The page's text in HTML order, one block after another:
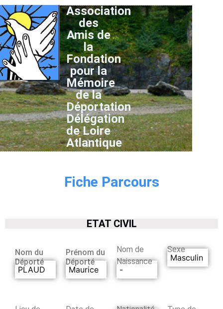
Association
des
Amis de
la
Fondation
pour la
Mémoire
de la
Déportation
Délégation
de Loire
Atlantique
Fiche Parcours
ETAT CIVIL
Nom du
Déporté
PLAUD
Prénom du
Déporté
Maurice
Nom de
Naissance
-
Sexe
Masculin